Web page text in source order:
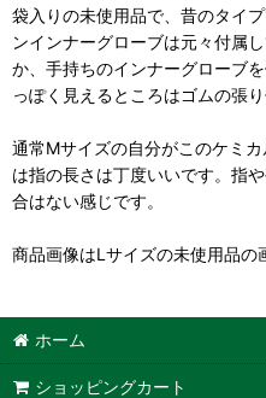
袋入りの未使用品で、昔のタイ
ンインナーグローブは元々付属
か、手持ちのインナーグローブ
っぽく見えるところはゴムの張
通常Mサイズの自分がこのケミ
は指の長さは丁度いいです。指
合はない感じです。
商品画像はLサイズの未使用品の
ホーム
ショッピングカート